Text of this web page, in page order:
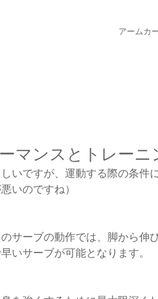
アームカ
マンスとトレーニ
しいですが、運動する際の条
いのですね）
サーブの動作では、脚から伸
いサーブが可能となります。